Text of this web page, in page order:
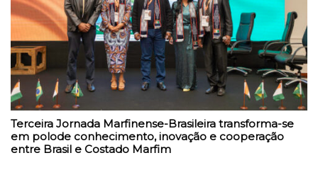
Terceira Jornada Marfinense-Brasileira transforma-se
em polode conhecimento, inovação e cooperação
entre Brasil e Costado Marfim